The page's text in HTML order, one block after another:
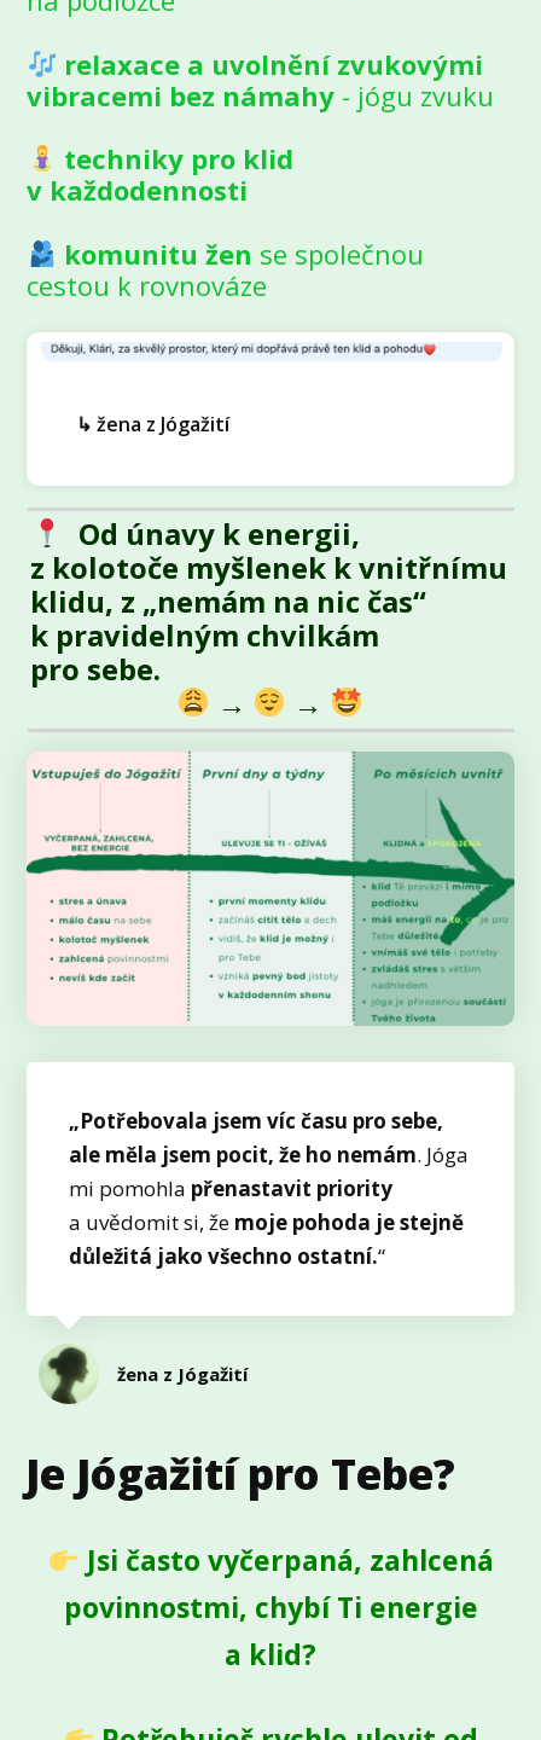
relaxace a uvolnění zvukovými
vibracemi bez námahy - jógu zvuku
techniky pro klid
v každodennosti
komunitu žen se společnou
cestou k rovnováze
↳ žena z Jógažití
Od únavy k energii,
z kolotoče myšlenek k vnitřnímu
klidu, z „nemám na nic čas“
k pravidelným chvilkám
pro sebe.
→
→
„Potřebovala jsem víc času pro sebe,
ale měla jsem pocit, že ho nemám. Jóga
mi pomohla přenastavit priority
a uvědomit si, že moje pohoda je stejně
důležitá jako všechno ostatní.“
žena z Jógažití
Je Jógažití pro Tebe?
Jsi často vyčerpaná, zahlcená
povinnostmi, chybí Ti energie
a klid?